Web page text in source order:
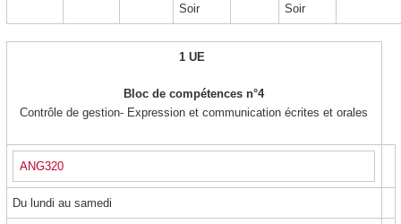
Soir
Soir
1 UE
Bloc de compétences n°4
Contrôle de gestion- Expression et communication écrites et orales
ANG320
Du lundi au samedi